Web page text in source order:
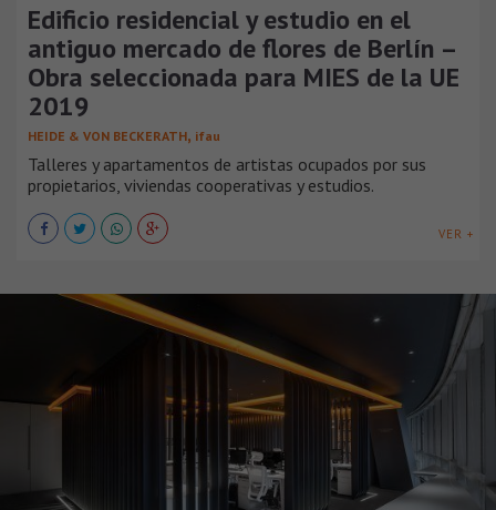
Edificio residencial y estudio en el
antiguo mercado de flores de Berlín –
Obra seleccionada para MIES de la UE
2019
HEIDE & VON BECKERATH, ifau
Talleres y apartamentos de artistas ocupados por sus
propietarios, viviendas cooperativas y estudios.
VER +